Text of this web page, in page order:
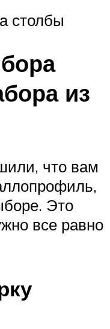
столбы
из
что вам
Это
все равно